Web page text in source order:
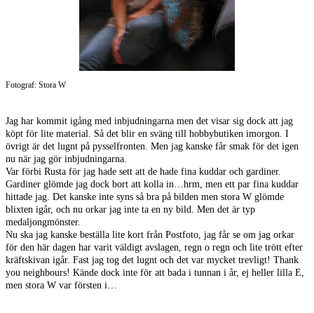
Fotograf: Stora W
Jag har kommit igång med inbjudningarna men det visar sig dock att jag
köpt för lite material. Så det blir en sväng till hobbybutiken imorgon. I
övrigt är det lugnt på pysselfronten. Men jag kanske får smak för det igen
nu när jag gör inbjudningarna.
Var förbi Rusta för jag hade sett att de hade fina kuddar och gardiner.
Gardiner glömde jag dock bort att kolla in…hrm, men ett par fina kuddar
hittade jag. Det kanske inte syns så bra på bilden men stora W glömde
blixten igår, och nu orkar jag inte ta en ny bild. Men det är typ
medaljongmönster.
Nu ska jag kanske beställa lite kort från Postfoto, jag får se om jag orkar
för den här dagen har varit väldigt avslagen, regn o regn och lite trött efter
kräftskivan igår. Fast jag tog det lugnt och det var mycket trevligt! Thank
you neighbours! Kände dock inte för att bada i tunnan i år, ej heller lilla E,
men stora W var försten i…